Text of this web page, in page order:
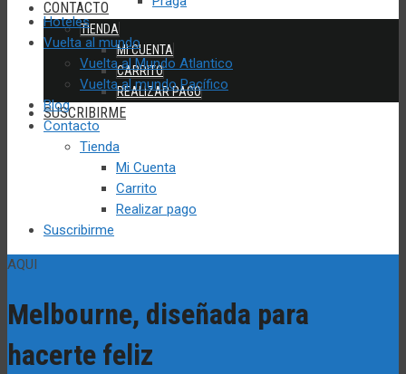
CONTACTO
TIENDA
MI CUENTA
CARRITO
REALIZAR PAGO
SUSCRIBIRME
Hoteles
Vuelta al mundo
Vuelta al Mundo Atlantico
Vuelta al mundo Pacífico
Blog
Contacto
Tienda
Mi Cuenta
Carrito
Realizar pago
Suscribirme
AQUI
Melbourne, diseñada para
hacerte feliz